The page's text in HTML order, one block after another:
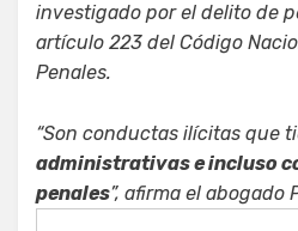
investigado por el delito de
artículo 223 del Código
Penales.
“Son conductas ilícitas que
administrativas e incluso
penales”, afirma el abogado